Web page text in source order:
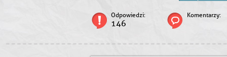
Odpowiedzi:
146
Komentarzy: